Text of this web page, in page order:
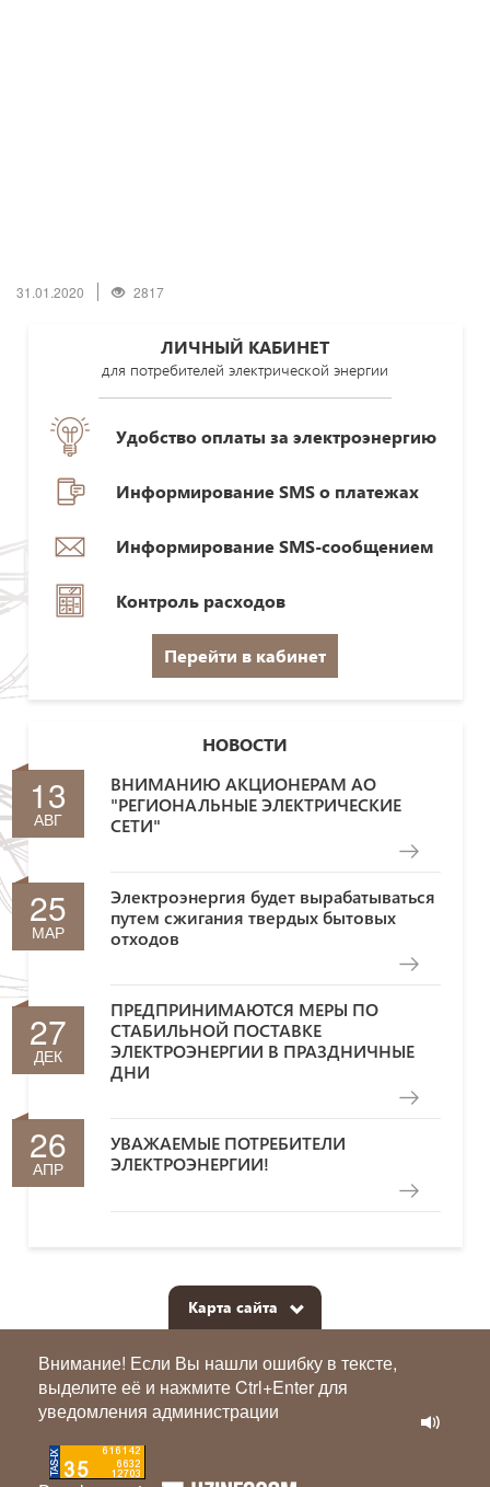
31.01.2020 2817
ЛИЧНЫЙ КАБИНЕТ
для потребителей электрической энергии
Удобство оплаты за электроэнергию
Информирование SMS о платежах
Информирование SMS-сообщением
Контроль расходов
Перейти в кабинет
НОВОСТИ
13
АВГ
ВНИМАНИЮ АКЦИОНЕРАМ АО
"РЕГИОНАЛЬНЫЕ ЭЛЕКТРИЧЕСКИЕ
СЕТИ"
25
МАР
Электроэнергия будет вырабатываться
путем сжигания твердых бытовых
отходов
27
ДЕК
ПРЕДПРИНИМАЮТСЯ МЕРЫ ПО
СТАБИЛЬНОЙ ПОСТАВКЕ
ЭЛЕКТРОЭНЕРГИИ В ПРАЗДНИЧНЫЕ
ДНИ
26
АПР
УВАЖАЕМЫЕ ПОТРЕБИТЕЛИ
ЭЛЕКТРОЭНЕРГИИ!
Карта сайта
Внимание! Если Вы нашли ошибку в тексте,
выделите её и нажмите Ctrl+Enter для
уведомления администрации